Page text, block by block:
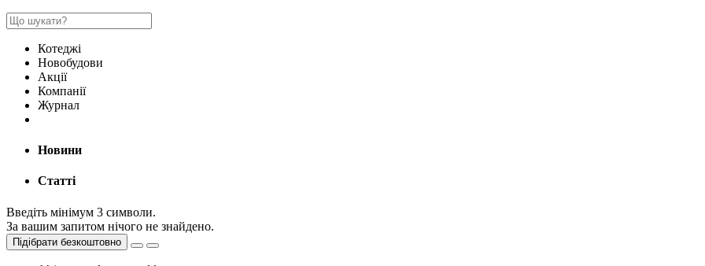
Котеджі
Новобудови
Акції
Компанії
Журнал
Новини
Статті
Введіть мінімум 3 символи.
За вашим запитом нічого не знайдено.
Підібрати безкоштовно